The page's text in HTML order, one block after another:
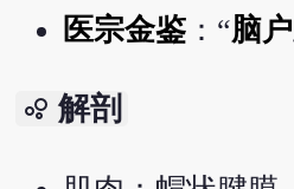
医宗金鉴：“脑户
bubble_chart 解剖